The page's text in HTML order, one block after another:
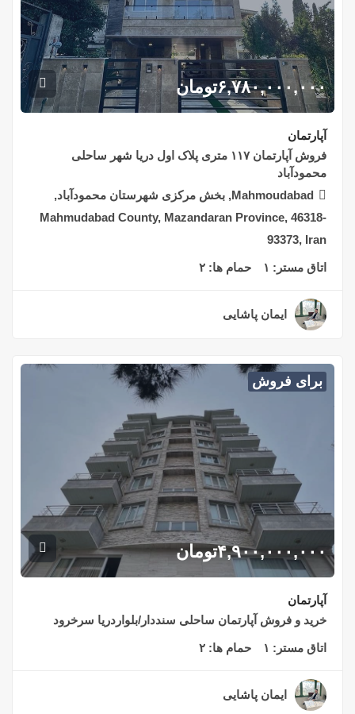
۶,۷۸۰,۰۰۰,۰۰۰تومان
آپارتمان
فروش آپارتمان ۱۱۷ متری پلاک اول دریا شهر ساحلی
محمودآباد
Mahmoudabad, بخش مرکزی شهرستان محمودآباد,
Mahmudabad County, Mazandaran Province, 46318-
93373, Iran
اتاق مستر: ۱ حمام ها: ۲
ایمان پاشایی
برای فروش
۴,۹۰۰,۰۰۰,۰۰۰تومان
آپارتمان
خرید و فروش آپارتمان ساحلی سنددار/بلواردریا سرخرود
اتاق مستر: ۱ حمام ها: ۲
ایمان پاشایی